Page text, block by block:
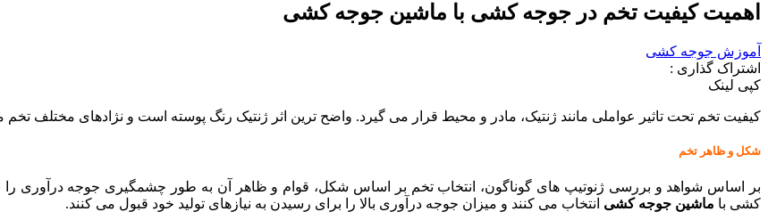
اهمیت کیفیت تخم در جوجه کشی با ماشین جوجه کشی
آموزش جوجه کشی
اشتراک گذاری :
کپی لینک
کیفیت تخم تحت تاثیر عواملی مانند ژنتیک، مادر و محیط قرار می گیرد. واضح ترین اثر ژنتیک رنگ پوسته است و نژادهای مختلف تخم
شکل و ظاهر تخم
بر اساس شواهد و بررسی ژنوتیپ های گوناگون، انتخاب تخم بر اساس شکل، قوام و ظاهر آن به طور چشمگیری جوجه درآوری
کشی با ماشین جوجه کشی انتخاب می کنند و میزان جوجه درآوری بالا را برای رسیدن به نیازهای تولید خود قبول می کنند.